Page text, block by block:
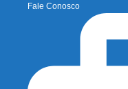
Fale Conosco